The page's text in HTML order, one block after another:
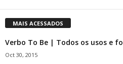
MAIS ACESSADOS
Verbo To Be | Todos os usos e
Oct 30, 2015